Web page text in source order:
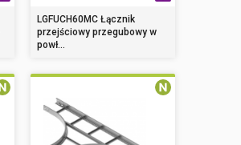
LGFUCH60MC Łącznik
przejściowy przegubowy w
powł...